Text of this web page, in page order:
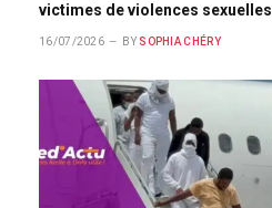
victimes de violences sexuelles
16/07/2026 BY SOPHIA CHÉRY